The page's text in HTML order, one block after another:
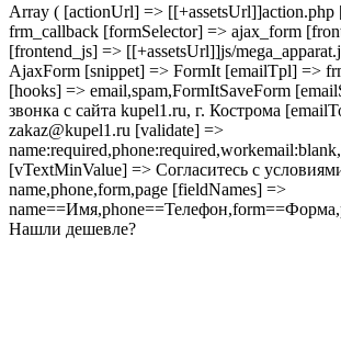
Array ( [actionUrl] =>
frm_callback [formSelector] => ajax_form
[frontend_js] => [[+assetsUrl]]js/
AjaxForm [snippet] => FormIt [emailTpl] =>
[hooks] => email,spam,FormItSaveForm
звонка с сайта kupel1.ru, г. Кострома
zakaz@kupel1.ru [validate] =>
[vTextMinValue] => Согласитесь с
name,phone,form,page [fieldNames] =>
Нашли дешевле?